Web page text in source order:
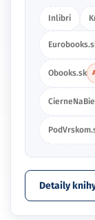
Inlibri
Obooks.sk
Detaily